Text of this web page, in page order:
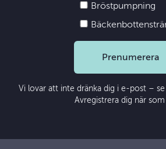
Bröstpumpning
Prenumerera
Vi lovar att inte dränka dig i e-post – se
Avregistrera dig när